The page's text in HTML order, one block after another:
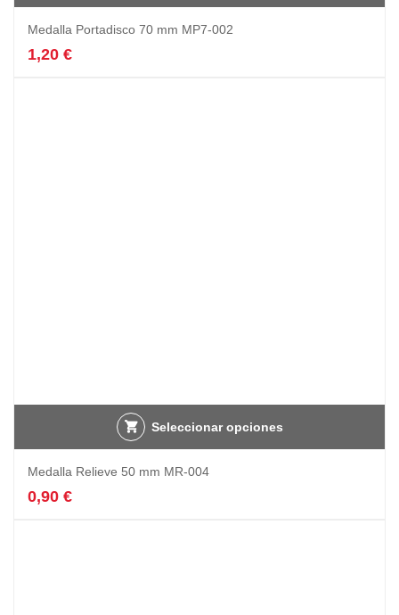
Medalla Portadisco 70 mm MP7-002
1,20 €
Seleccionar opciones
Medalla Relieve 50 mm MR-004
0,90 €